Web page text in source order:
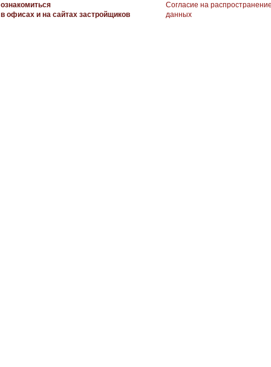
ознакомиться
в офисах и на сайтах застройщиков
Согласие на
данных